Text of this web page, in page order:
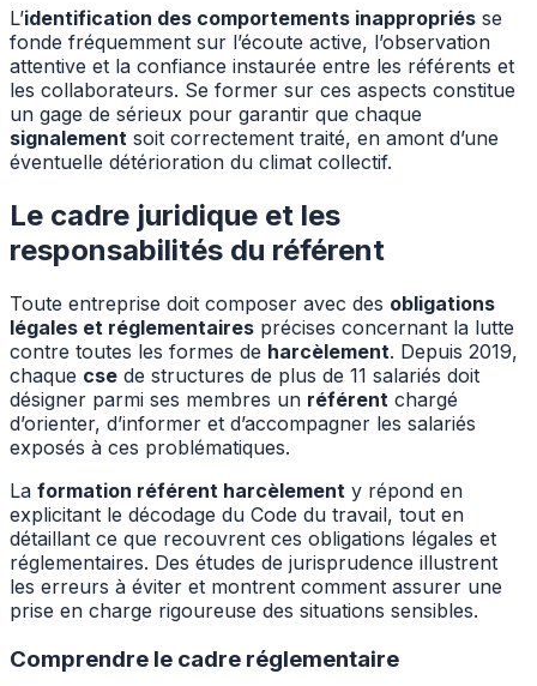
L’identification des comportements inappropriés se
fonde fréquemment sur l’écoute active, l’observation
attentive et la confiance instaurée entre les référents et
les collaborateurs. Se former sur ces aspects constitue
un gage de sérieux pour garantir que chaque
signalement soit correctement traité, en amont d’une
éventuelle détérioration du climat collectif.
Le cadre juridique et les
responsabilités du référent
Toute entreprise doit composer avec des obligations
légales et réglementaires précises concernant la lutte
contre toutes les formes de harcèlement. Depuis 2019,
chaque cse de structures de plus de 11 salariés doit
désigner parmi ses membres un référent chargé
d’orienter, d’informer et d’accompagner les salariés
exposés à ces problématiques.
La formation référent harcèlement y répond en
explicitant le décodage du Code du travail, tout en
détaillant ce que recouvrent ces obligations légales et
réglementaires. Des études de jurisprudence illustrent
les erreurs à éviter et montrent comment assurer une
prise en charge rigoureuse des situations sensibles.
Comprendre le cadre réglementaire